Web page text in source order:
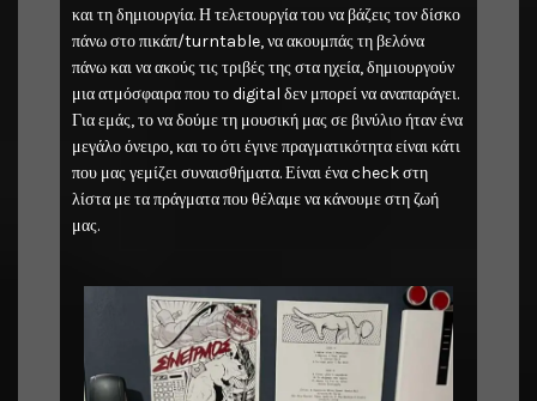
και τη δημιουργία. Η τελετουργία του να βάζεις τον δίσκο
πάνω στο πικάπ/turntable, να ακουμπάς τη βελόνα
πάνω και να ακούς τις τριβές της στα ηχεία, δημιουργούν
μια ατμόσφαιρα που το digital δεν μπορεί να αναπαράγει.
Για εμάς, το να δούμε τη μουσική μας σε βινύλιο ήταν ένα
μεγάλο όνειρο, και το ότι έγινε πραγματικότητα είναι κάτι
που μας γεμίζει συναισθήματα. Είναι ένα check στη
λίστα με τα πράγματα που θέλαμε να κάνουμε στη ζωή
μας.